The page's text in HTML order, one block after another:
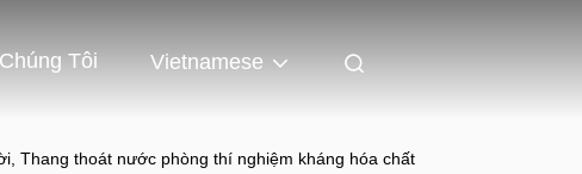
Tôi Vietnamese
Thang thoát nước phòng thí nghiệm kháng hóa chất